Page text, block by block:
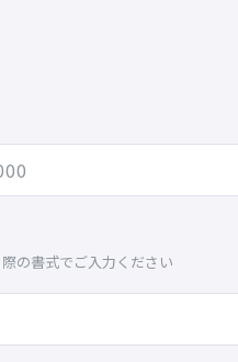
の書式でご入力ください